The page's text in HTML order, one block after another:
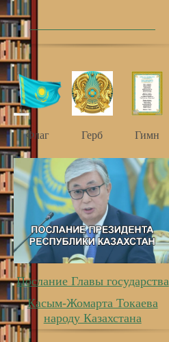
Флаг Герб Гимн
Послание Главы государства
Касым-Жомарта Токаева
народу Казахстана